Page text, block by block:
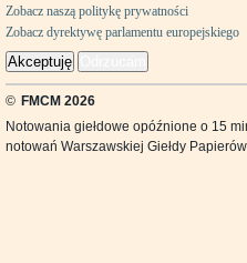
Zobacz naszą politykę prywatności
Zobacz dyrektywę parlamentu europejskiego
Akceptuję
© FMCM 2026
Notowania giełdowe opóźnione o 15
notowań Warszawskiej Giełdy